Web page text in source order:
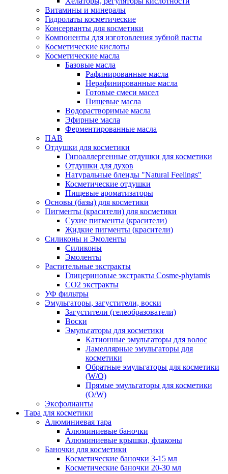
Витамины и минералы
Гидролаты косметические
Консерванты для косметики
Компоненты для изготовления зубной пасты
Косметические кислоты
Косметические масла
Базовые масла
Рафинированные масла
Нерафинированные масла
Готовые смеси масел
Пищевые масла
Водорастворимые масла
Эфирные масла
Ферментированные масла
ПАВ
Отдушки для косметики
Гипоаллергенные отдушки для косметики
Отдушки для духов
Натуральные бленды "Natural Feelings"
Косметические отдушки
Пищевые ароматизаторы
Основы (базы) для косметики
Пигменты (красители) для косметики
Сухие пигменты (красители)
Жидкие пигменты (красители)
Силиконы и Эмоленты
Силиконы
Эмоленты
Растительные экстракты
Глицериновые экстракты Cosme-phytamis
СО2 экстракты
УФ фильтры
Эмульгаторы, загустители, воски
Загустители (гелеобразователи)
Воски
Эмульгаторы для косметики
Катионные эмульгаторы для волос
Ламеллярные эмульгаторы для
косметики
Обратные эмульгаторы для косметики
(W/O)
Прямые эмульгаторы для косметики
(O/W)
Эксфолианты
Тара для косметики
Алюминиевая тара
Алюминиевые баночки
Алюминиевые крышки, флаконы
Баночки для косметики
Косметические баночки 3-15 мл
Косметические баночки 20-30 мл